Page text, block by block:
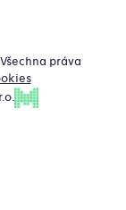
práva